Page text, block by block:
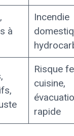
à
Incendie
Risque
cuisine,
rapide